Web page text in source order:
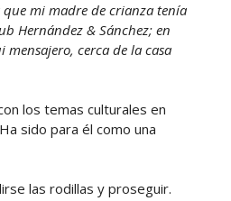
mi madre de crianza tenía
Hernández & Sánchez; en
cerca de la casa
los temas culturales en
sido para él como una
las rodillas y proseguir.